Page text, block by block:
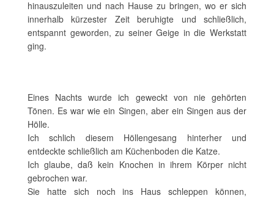
hinauszuleiten und nach Hause zu bringen, wo er sich
innerhalb kürzester Zeit beruhigte und schließlich,
entspannt geworden, zu seiner Geige in die Werkstatt
ging.
Eines Nachts wurde ich geweckt von nie gehörten
Tönen. Es war wie ein Singen, aber ein Singen aus der
Hölle.
Ich schlich diesem Höllengesang hinterher und
entdeckte schließlich am Küchenboden die Katze.
Ich glaube, daß kein Knochen in ihrem Körper nicht
gebrochen war.
Sie hatte sich noch ins Haus schleppen können,